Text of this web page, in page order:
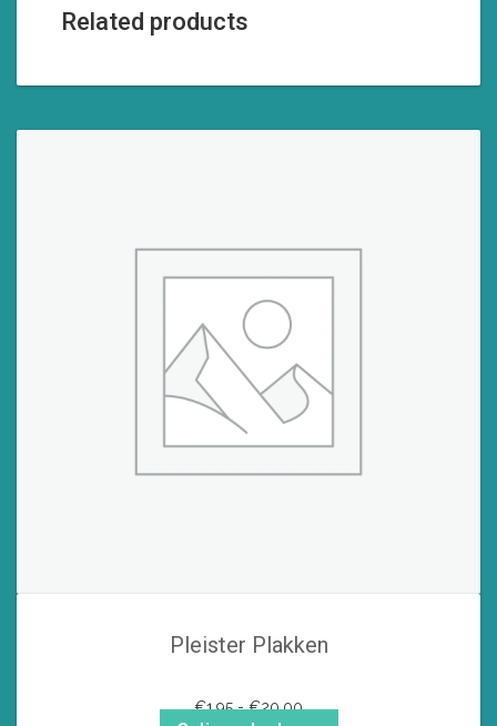
Related products
Pleister Plakken
€1,95 - €20,00Prijsklasse: